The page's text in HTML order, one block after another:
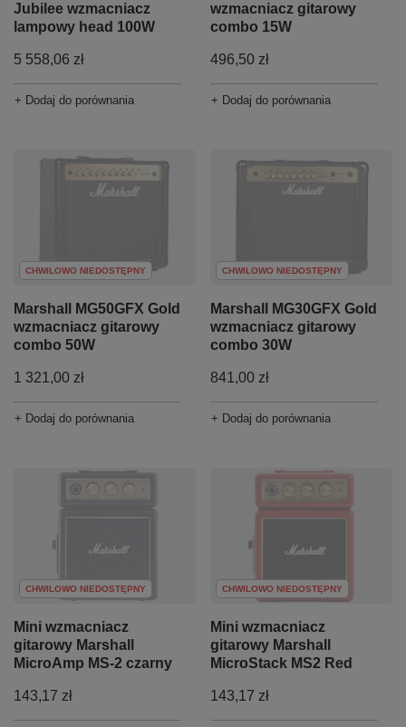
Jubilee wzmacniacz
lampowy head 100W
5 558,06 zł
+ Dodaj do porównania
wzmacniacz gitarowy
combo 15W
496,50 zł
+ Dodaj do porównania
CHWILOWO NIEDOSTĘPNY
Marshall MG50GFX Gold
wzmacniacz gitarowy
combo 50W
1 321,00 zł
+ Dodaj do porównania
CHWILOWO NIEDOSTĘPNY
Marshall MG30GFX Gold
wzmacniacz gitarowy
combo 30W
841,00 zł
+ Dodaj do porównania
CHWILOWO NIEDOSTĘPNY
Mini wzmacniacz
gitarowy Marshall
MicroAmp MS-2 czarny
143,17 zł
CHWILOWO NIEDOSTĘPNY
Mini wzmacniacz
gitarowy Marshall
MicroStack MS2 Red
143,17 zł